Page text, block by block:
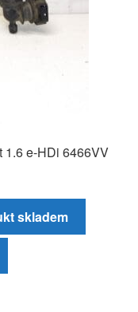
1.6 e-HDi 6466VV
skladem